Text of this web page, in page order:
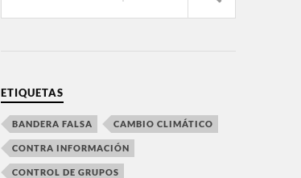
ETIQUETAS
BANDERA FALSA CAMBIO CLIMÁTICO
CONTRA INFORMACIÓN
CONTROL DE GRUPOS